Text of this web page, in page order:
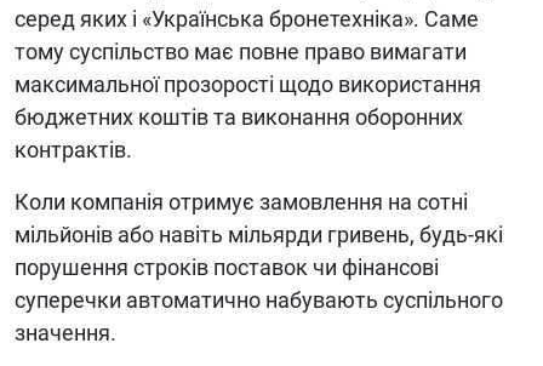
серед яких і «Українська бронетехніка». Саме
тому суспільство має повне право вимагати
максимальної прозорості щодо використання
бюджетних коштів та виконання оборонних
контрактів.
Коли компанія отримує замовлення на сотні
мільйонів або навіть мільярди гривень, будь-які
порушення строків поставок чи фінансові
суперечки автоматично набувають суспільного
значення.